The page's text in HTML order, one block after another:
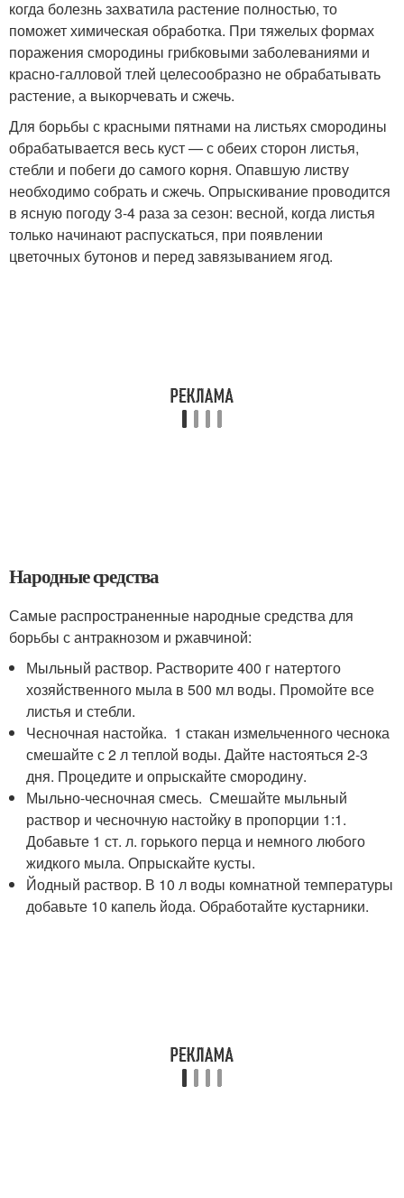
когда болезнь захватила растение полностью, то
поможет химическая обработка. При тяжелых формах
поражения смородины грибковыми заболеваниями и
красно-галловой тлей целесообразно не обрабатывать
растение, а выкорчевать и сжечь.
Для борьбы с красными пятнами на листьях смородины
обрабатывается весь куст — с обеих сторон листья,
стебли и побеги до самого корня. Опавшую листву
необходимо собрать и сжечь. Опрыскивание проводится
в ясную погоду 3-4 раза за сезон: весной, когда листья
только начинают распускаться, при появлении
цветочных бутонов и перед завязыванием ягод.
Народные средства
Самые распространенные народные средства для
борьбы с антракнозом и ржавчиной:
Мыльный раствор. Растворите 400 г натертого
хозяйственного мыла в 500 мл воды. Промойте все
листья и стебли.
Чесночная настойка. 1 стакан измельченного чеснока
смешайте с 2 л теплой воды. Дайте настояться 2-3
дня. Процедите и опрыскайте смородину.
Мыльно-чесночная смесь. Смешайте мыльный
раствор и чесночную настойку в пропорции 1:1.
Добавьте 1 ст. л. горького перца и немного любого
жидкого мыла. Опрыскайте кусты.
Йодный раствор. В 10 л воды комнатной температуры
добавьте 10 капель йода. Обработайте кустарники.